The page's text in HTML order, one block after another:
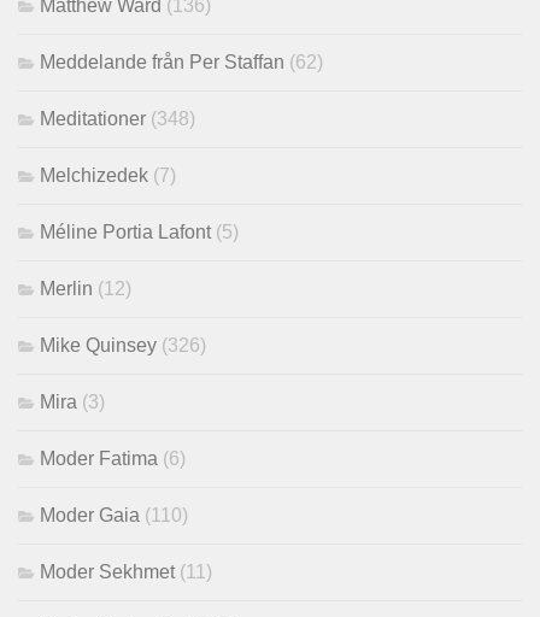
Matthew Ward (136)
Meddelande från Per Staffan (62)
Meditationer (348)
Melchizedek (7)
Méline Portia Lafont (5)
Merlin (12)
Mike Quinsey (326)
Mira (3)
Moder Fatima (6)
Moder Gaia (110)
Moder Sekhmet (11)